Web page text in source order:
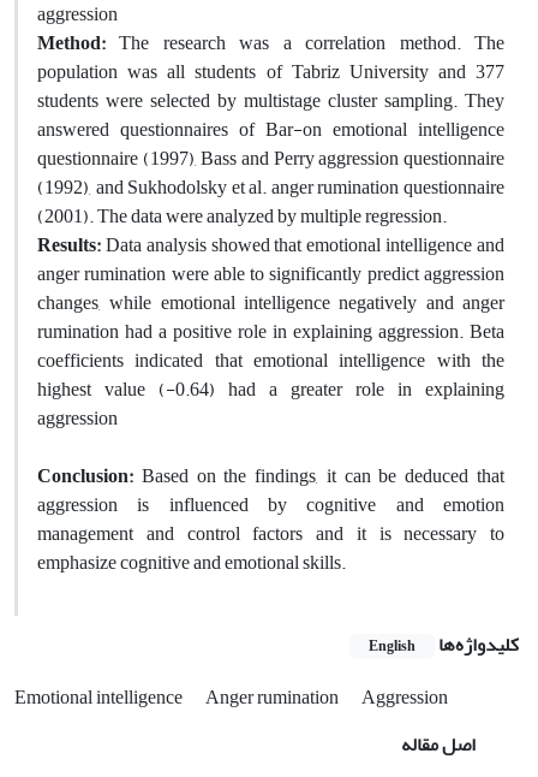
aggression
Method: The research was a correlation method. The
population was all students of Tabriz University and 377
students were selected by multistage cluster sampling. They
answered questionnaires of Bar-on emotional intelligence
questionnaire (1997), Bass and Perry aggression questionnaire
(1992), and Sukhodolsky et al. anger rumination questionnaire
(2001). The data were analyzed by multiple regression.
Results:Data analysis showed that emotional intelligence and
anger rumination were able to significantly predict aggression
changes, while emotional intelligence negatively and anger
rumination had a positive role in explaining aggression. Beta
coefficients indicated that emotional intelligence with the
highest value (-0.64) had a greater role in explaining
aggression
Conclusion: Based on the findings, it can be deduced that
aggression is influenced by cognitive and emotion
management and control factors and it is necessary to
emphasize cognitive and emotional skills.
کلیدواژه‌ها English
Emotional intelligence Anger rumination
Aggression
اصل مقاله